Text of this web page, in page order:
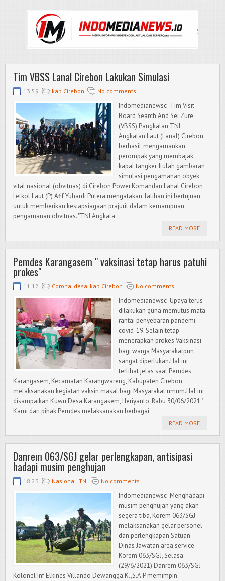
Tim VBSS Lanal Cirebon Lakukan Simulasi
13.59 kab Cirebon No comments
Indomedianewsc- Tim Visit
Board Search And Sei Zure
(VBSS) Pangkalan TNI
Angkatan Laut (Lanal) Cirebon,
berhasil 'mengamankan'
perompak yang membajak
kapal tangker. Itulah gambaran
simulasi pengamanan obyek
vital nasional (obvitnas) di Cirebon Power.Komandan Lanal Cirebon
Letkol Laut (P) Afif Yuhardi Putera mengatakan, latihan ini bertujuan
untuk memberikan kesiapsiagaan prajurit dalam kemampuan
pengamanan obvitnas. "TNI Angkata
READ MORE
Pemdes Karangasem " vaksinasi tetap harus patuhi
prokes"
11.12 Corona, desa, kab Cirebon No comments
Indomedianewsc- Upaya terus
dilakukan guna memutus mata
rantai penyebaran pandemi
covid-19. Selain tetap
menerapkan prokes Vaksinasi
bagi warga Masyarakatpun
sangat diperlukan.Hal ini
terlihat jelas saat Pemdes
Karangasem, Kecamatan Karangwareng, Kabupaten Cirebon,
melaksanakan kegiatan vaksin masal bagi Masyarakat umum.Hal ini
disampaikan Kuwu Desa Karangasem, Heriyanto, Rabu 30/06/2021."
Kami dari pihak Pemdes melaksanakan berbagai
READ MORE
Danrem 063/SGJ gelar perlengkapan, antisipasi
hadapi musim penghujan
18.23 Nasional, TNI No comments
Indomedianewsc- Menghadapi
musim penghujan yang akan
segera tiba, Korem 063/SGJ
melaksanakan gelar personel
dan perlengkapan Satuan
Dinas Jawatan area service
Korem 063/SGJ, Selasa
(29/6/2021) Danrem 063/SGJ
Kolonel Inf Elkines Villando Dewangga.K.,S.A.P memimpin